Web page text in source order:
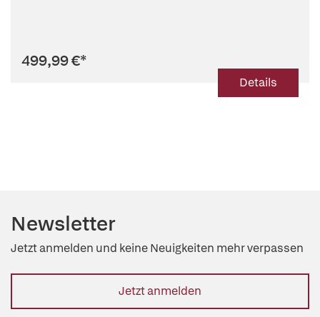
499,99 €*
Details
Newsletter
Jetzt anmelden und keine Neuigkeiten mehr verpassen
Jetzt anmelden